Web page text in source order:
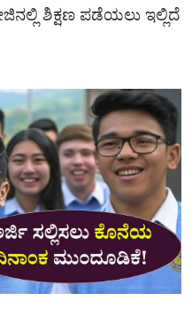
ಶಿಕ್ಷಣ ಪಡೆಯಲು ಇಲ್ಲಿದೆ